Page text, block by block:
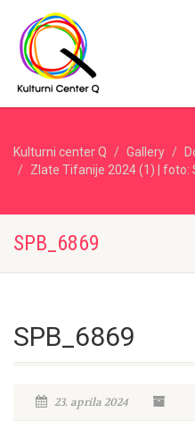
Kulturni center Q Gallery
Zlate Tifanije 2024 (1) | foto:
SPB_6869
SPB_6869
23. aprila 2024